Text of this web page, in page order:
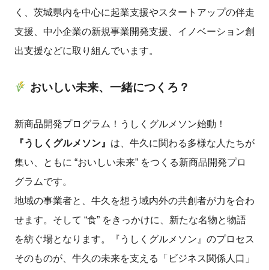
く、茨城県内を中心に起業支援やスタートアップの伴走
支援、中小企業の新規事業開発支援、イノベーション創
出支援などに取り組んでいます。
おいしい未来、一緒につくろ？
新商品開発プログラム！うしくグルメソン始動！
『うしくグルメソン』 は、牛久に関わる多様な人たちが
集い、ともに “おいしい未来” をつくる新商品開発プロ
グラムです。
地域の事業者と、牛久を想う域内外の共創者が力を合わ
せます。そして “食” をきっかけに、新たな名物と物語
を紡ぐ場となります。『うしくグルメソン』のプロセス
そのものが、牛久の未来を支える「ビジネス関係人口」